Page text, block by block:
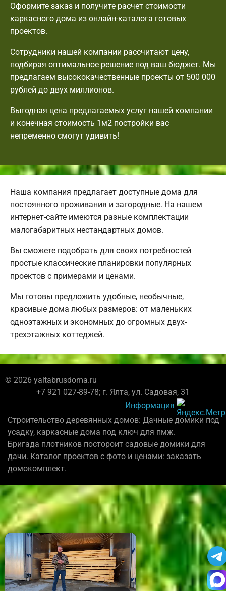
Оформите заказ и получите расчет стоимости
каркасного дома из онлайн-каталога готовых
проектов.
Сотрудники нашей компании рассчитают цену,
подбирая оптимальное решение под ваш бюджет. Мы
предлагаем высококачественные проекты от 500 000
рублей до двух миллионов.
Выгодная цена предлагаемых услуг нашей компании
и конечная стоимость 1м2 постройки вас
непременно смогут удивить!
Наша компания предлагает доступные дома для
постоянного проживания и загородные. На нашем
интернет-сайте имеются разные комплектации
малогабаритных нестандартных домов.
Вы сможете подобрать для своих потребностей
простые классические планировки популярных
проектов с примерами и ценами.
Мы готовы предложить удобные, необычные,
красивые дома любых размеров: от маленьких
одноэтажных и экономных до огромных двух-
трехэтажных коттеджей.
© 2026 yaltabrusdoma.ru
+7 921 027-89-78; г. Ялта, ул. Садовая, 31
Информация
Строительство деревянных домов: Дачные домики под
усадку, каркасные дома под ключ для пмж.
Бригада плотников постороит садовые домики для
дачи. Каталог проектов с фото и ценами: заказать
домокомплект.